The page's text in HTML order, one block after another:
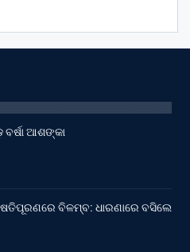
ଆଶଙ୍କା
ବିଳମ୍ବ: ଧାରଣାରେ ବସିଲେ